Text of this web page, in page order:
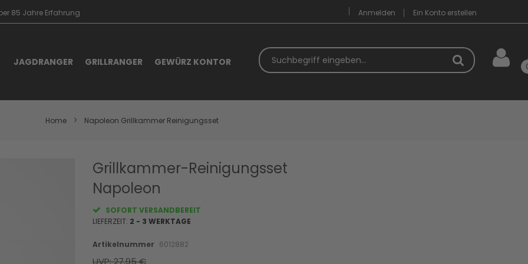
85 Jahre Erfahrung Anmelden
Ein Konto erstellen
JAGDRANGER GRILLRANGER GEWÜRZ KONTOR
Suchbegriff
Home Napoleon Grillkammer Reinigungsset
Grillkammer-Reinigungsset
Napoleon
SOFORT VERSANDBEREIT
LIEFERZEIT: 2 - 3 WERKTAGE
Artikelnummer 6012882
UVP: 27,95 €
gallery